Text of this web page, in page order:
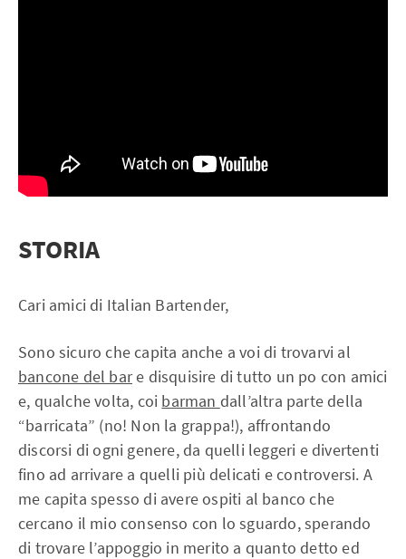
STORIA
Cari amici di Italian Bartender,
Sono sicuro che capita anche a voi di trovarvi al
bancone del bare disquisire di tutto un po con amici
e, qualche volta, coi barman dall’altra parte della
“barricata” (no! Non la grappa!), affrontando
discorsi di ogni genere, da quelli leggeri e divertenti
fino ad arrivare a quelli più delicati e controversi. A
me capita spesso di avere ospiti al banco che
cercano il mio consenso con lo sguardo, sperando
di trovare l’appoggio in merito a quanto detto ed